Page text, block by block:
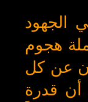
الجهود
هجوم
عن كل
أن قدرة